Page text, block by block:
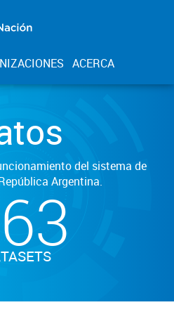
ACERCA
del sistema de
Argentina.